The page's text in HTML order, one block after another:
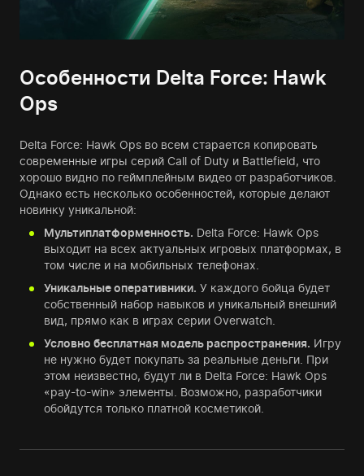
Особенности Delta Force: Hawk
Ops
Delta Force: Hawk Ops во всем старается копировать
современные игры серий Call of Duty и Battlefield, что
хорошо видно по геймплейным видео от разработчиков.
Однако есть несколько особенностей, которые делают
новинку уникальной:
Мультиплатформенность. Delta Force: Hawk Ops
выходит на всех актуальных игровых платформах, в
том числе и на мобильных телефонах.
Уникальные оперативники. У каждого бойца будет
собственный набор навыков и уникальный внешний
вид, прямо как в играх серии Overwatch.
Условно бесплатная модель распространения. Игру
не нужно будет покупать за реальные деньги. При
этом неизвестно, будут ли в Delta Force: Hawk Ops
«pay-to-win» элементы. Возможно, разработчики
обойдутся только платной косметикой.